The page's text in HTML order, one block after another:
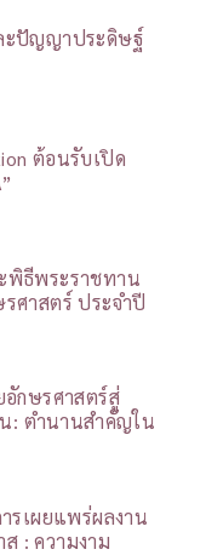
ะปัญญาประดิษฐ์
ต้อนรับเปิด
พิธีพระราชทาน
ศาสตร์ ประจำปี
อักษรศาสตร์สู่
: ตำนานสำคัญใน
รเผยแพร่ผลงาน
ส : ความงาม